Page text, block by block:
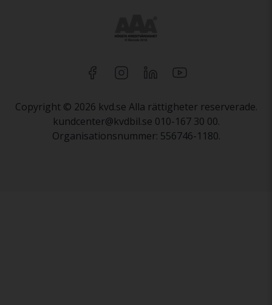
Copyright © 2026 kvd.se Alla rättigheter reserverade.
kundcenter@kvdbil.se 010-167 30 00.
Organisationsnummer: 556746-1180.